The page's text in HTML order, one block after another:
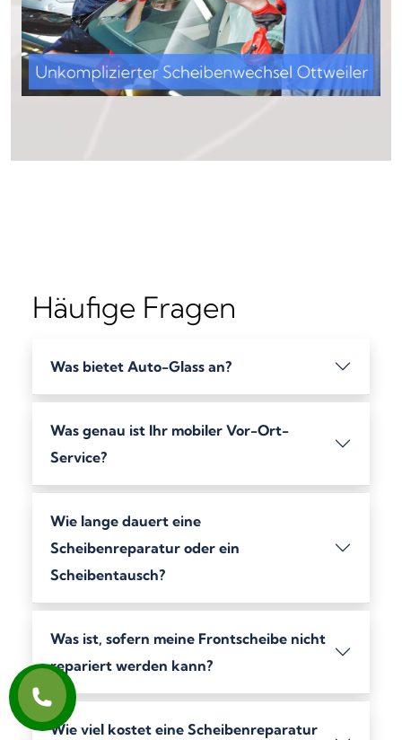
Häufige Fragen
Was bietet Auto-Glass an?
Was genau ist Ihr mobiler Vor-Ort-
Service?
Wie lange dauert eine
Scheibenreparatur oder ein
Scheibentausch?
Was ist, sofern meine Frontscheibe nicht
repariert werden kann?
Wie viel kostet eine Scheibenreparatur